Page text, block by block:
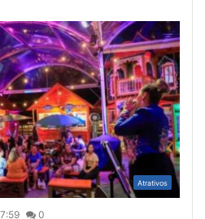
Atrativos
0